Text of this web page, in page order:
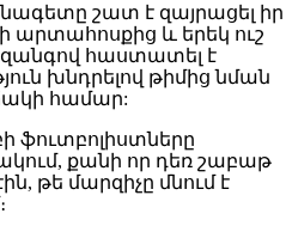
շատ է զայրացել իր
արտահոսքից և երեկ ուշ
հաստատել է
խնդրելով թիմից նման
համար:
ֆուտբոլիստները
քանի որ դեռ շաբաթ
թե մարզիչը մնում է